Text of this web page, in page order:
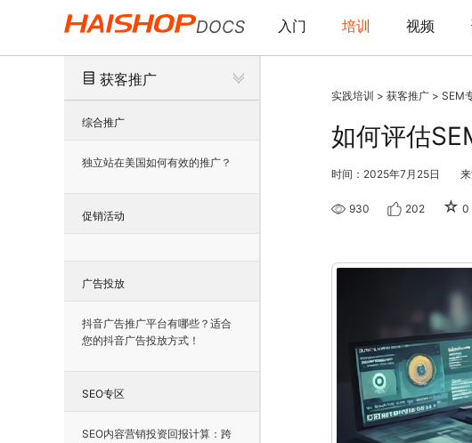
DOCS 入门 培训 视频
获客推广
综合推广
独立站在美国如何有效的推广？
促销活动
广告投放
抖音广告推广平台有哪些？适合
您的抖音广告投放方式！
SEO专区
SEO内容营销投资回报计算：跨
实践培训 > 获客推广 > SEM
如何评估
时间：2025年7月25日
930 202 ☆ 0